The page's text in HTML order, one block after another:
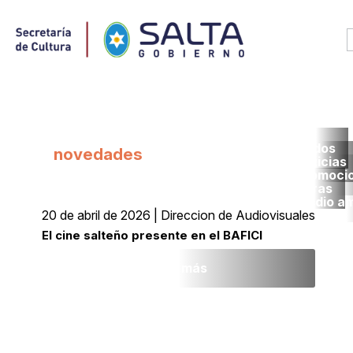
novedades
Todos
noticias
obras
medio
20 de abril de 2026 | Direccion de Audiovisuales
El cine salteño presente en el BAFICI
Leer más